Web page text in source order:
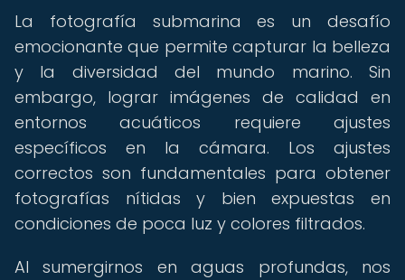
La fotografía submarina es un desafío
emocionante que permite capturar la belleza
y la diversidad del mundo marino. Sin
embargo, lograr imágenes de calidad en
entornos acuáticos requiere ajustes
específicos en la cámara. Los ajustes
correctos son fundamentales para obtener
fotografías nítidas y bien expuestas en
condiciones de poca luz y colores filtrados.
Al sumergirnos en aguas profundas, nos